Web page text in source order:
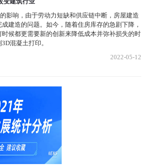
影响，由于劳动力短缺和供应链中断，房屋建造
建造的问题。如今，随着住房库存的急剧下降，
候都更需要新的创新来降低成本并弥补损失的时
混凝土打印。
2022-05-12